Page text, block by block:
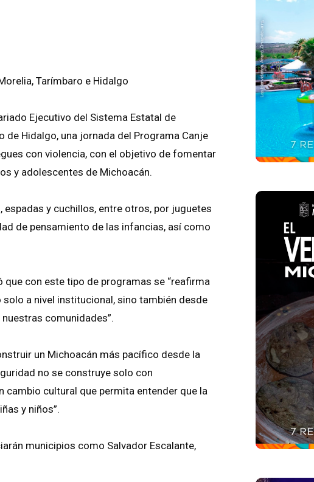
Tarímbaro e Hidalgo
Ejecutivo del Sistema Estatal de
de Hidalgo, una jornada del Programa Canje
con violencia, con el objetivo de fomentar
y adolescentes de Michoacán.
y cuchillos, entre otros, por juguetes
de pensamiento de las infancias, así como
que con este tipo de programas se “reafirma
a nivel institucional, sino también desde
comunidades”.
un Michoacán más pacífico desde la
no se construye solo con
cultural que permita entender que la
y niños”.
municipios como Salvador Escalante,